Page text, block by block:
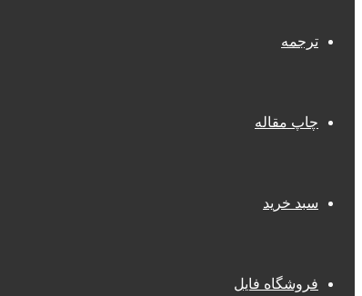
ترجمه
چاپ مقاله
سبد خرید
فروشگاه فایل